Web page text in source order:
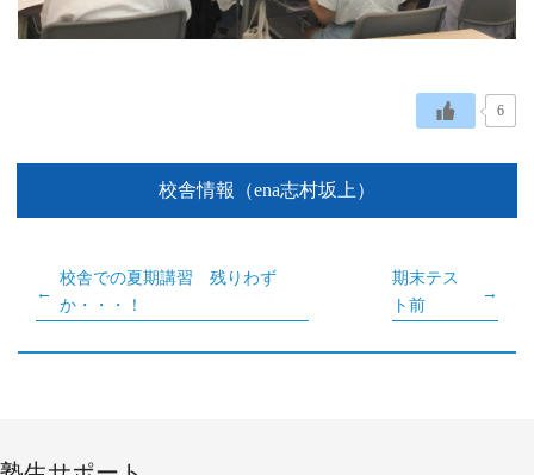
6
校舎情報（ena志村坂上）
校舎での夏期講習 残りわず
か・・・！
期末テス
ト前